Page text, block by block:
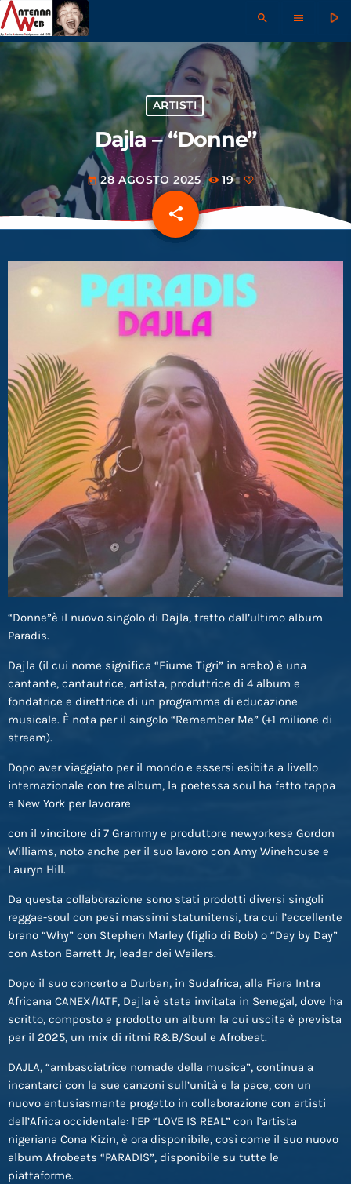
search menu play_arrow
ARTISTI
Dajla – “Donne”
today 28 AGOSTO 2025 19
share
email
“Donne”è il nuovo singolo di Dajla, tratto dall’ultimo album
Paradis.
Dajla (il cui nome significa “Fiume Tigri” in arabo) è una
cantante, cantautrice, artista, produttrice di 4 album e
fondatrice e direttrice di un programma di educazione
musicale. È nota per il singolo “Remember Me” (+1 milione di
stream).
Dopo aver viaggiato per il mondo e essersi esibita a livello
internazionale con tre album, la poetessa soul ha fatto tappa
a New York per lavorare
con il vincitore di 7 Grammy e produttore newyorkese Gordon
Williams, noto anche per il suo lavoro con Amy Winehouse e
Lauryn Hill.
Da questa collaborazione sono stati prodotti diversi singoli
reggae-soul con pesi massimi statunitensi, tra cui l’eccellente
brano “Why” con Stephen Marley (figlio di Bob) o “Day by Day”
con Aston Barrett Jr, leader dei Wailers.
Dopo il suo concerto a Durban, in Sudafrica, alla Fiera Intra
Africana CANEX/IATF, Dajla è stata invitata in Senegal, dove ha
scritto, composto e prodotto un album la cui uscita è prevista
per il 2025, un mix di ritmi R&B/Soul e Afrobeat.
DAJLA, “ambasciatrice nomade della musica”, continua a
incantarci con le sue canzoni sull’unità e la pace, con un
nuovo entusiasmante progetto in collaborazione con artisti
dell’Africa occidentale: l’EP “LOVE IS REAL” con l’artista
nigeriana Cona Kizin, è ora disponibile, così come il suo nuovo
album Afrobeats “PARADIS”, disponibile su tutte le
piattaforme.